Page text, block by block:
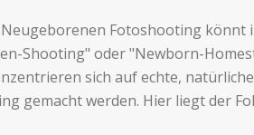
Fotoshooting könnt
Shooting" oder "Newborn-
sich auf echte,
gemacht werden. Hier liegt der